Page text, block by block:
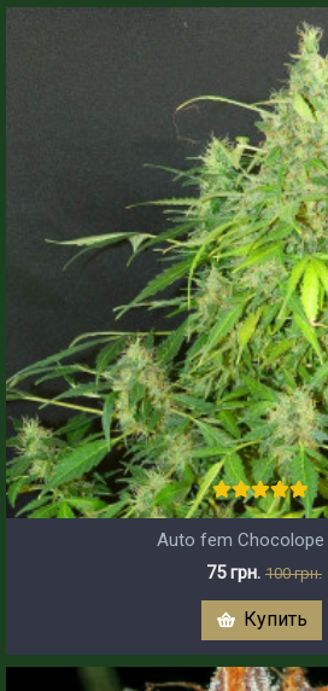
Auto fem Chocolope
75 грн. 100 грн.
Купить